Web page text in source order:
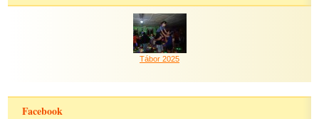
Tábor 2025
Facebook